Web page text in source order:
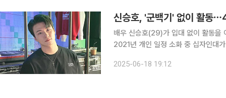
신승호, '군백기' 없이 활동
배우 신승호(29)가 입대 없이 활동을 이어간다. 18일 신승호의 소속사 킹콩
2021년 개인 일정 소화 중 십자인대
중인 연예인들은 대부분 29세에 입대
2025-06-18 19:12